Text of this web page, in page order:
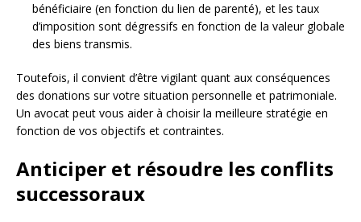
bénéficiaire (en fonction du lien de parenté), et les taux
d’imposition sont dégressifs en fonction de la valeur globale
des biens transmis.
Toutefois, il convient d’être vigilant quant aux conséquences
des donations sur votre situation personnelle et patrimoniale.
Un avocat peut vous aider à choisir la meilleure stratégie en
fonction de vos objectifs et contraintes.
Anticiper et résoudre les conflits
successoraux